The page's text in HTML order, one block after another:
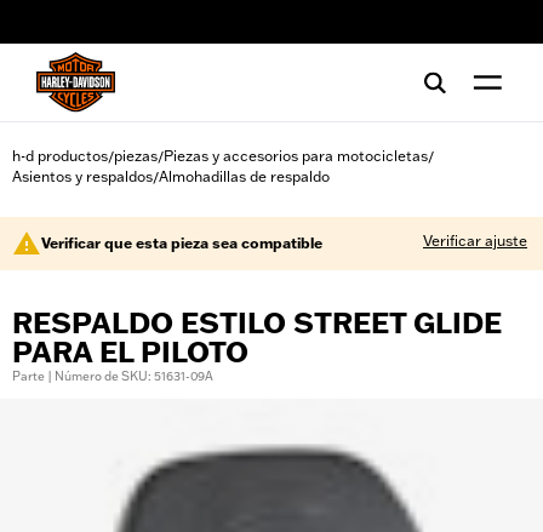
h-d productos/piezas/Piezas y accesorios para motocicletas/
Asientos y respaldos/Almohadillas de respaldo
Verificar que esta pieza sea compatible Verificar ajuste
RESPALDO ESTILO STREET GLIDE
PARA EL PILOTO
Parte | Número de SKU: 51631-09A